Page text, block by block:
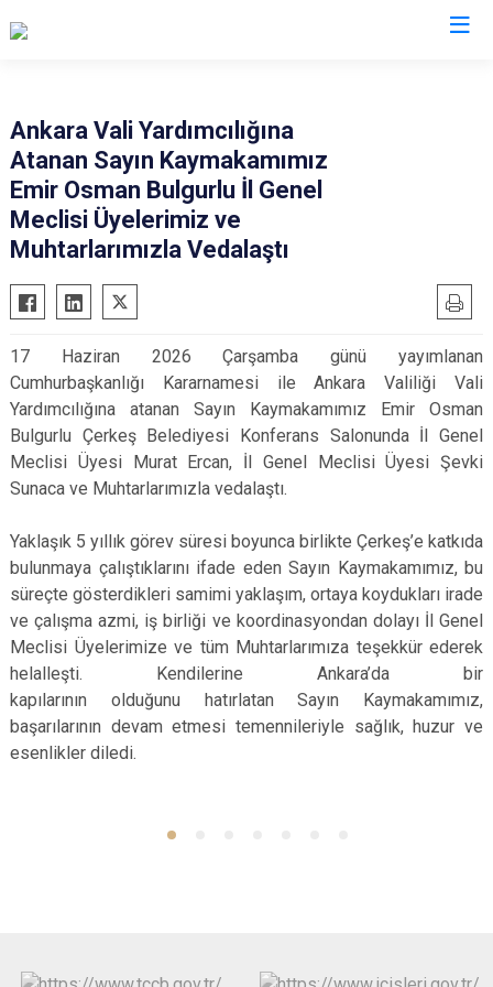
Atkaracalar
Bayramören
Çerkeş
Ilgaz
Kızılırmak
Korgun
Orta
Ankara Vali Yardımcılığına
Atanan Sayın Kaymakamımız
Emir Osman Bulgurlu İl Genel
Meclisi Üyelerimiz ve
Muhtarlarımızla Vedalaştı
17 Haziran 2026 Çarşamba günü yayımlanan
Cumhurbaşkanlığı Kararnamesi ile Ankara Valiliği Vali
Yardımcılığına atanan Sayın Kaymakamımız Emir Osman
Bulgurlu Çerkeş Belediyesi Konferans Salonunda İl Genel
Meclisi Üyesi Murat Ercan, İl Genel Meclisi Üyesi Şevki
Sunaca ve Muhtarlarımızla vedalaştı.
Yaklaşık 5 yıllık görev süresi boyunca birlikte Çerkeş’e katkıda
bulunmaya çalıştıklarını ifade eden Sayın Kaymakamımız, bu
süreçte gösterdikleri samimi yaklaşım, ortaya koydukları irade
ve çalışma azmi, iş birliği ve koordinasyondan dolayı İl Genel
Meclisi Üyelerimize ve tüm Muhtarlarımıza teşekkür ederek
helalleşti. Kendilerine Ankara’da bir
kapılarının olduğunu hatırlatan Sayın Kaymakamımız,
başarılarının devam etmesi temennileriyle sağlık, huzur ve
esenlikler diledi.